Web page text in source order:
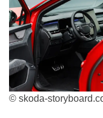
© skoda-